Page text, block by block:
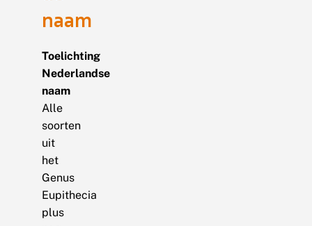
naam
Toelichting
Nederlandse
naam
Alle
soorten
uit
het
Genus
Eupithecia
plus